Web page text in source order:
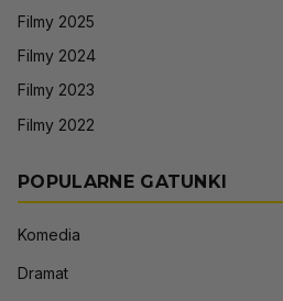
Filmy 2025
Filmy 2024
Filmy 2023
Filmy 2022
POPULARNE GATUNKI
Komedia
Dramat